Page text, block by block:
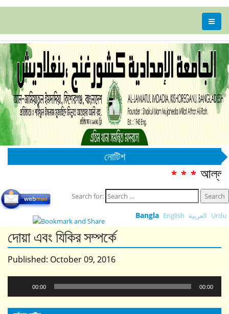
নোটিশ
***
Search for:
Bangla English العربية Urdu
দোয়া এবং যিকির সম্পর্কে
Published: October 09, 2016
00:00 00:00